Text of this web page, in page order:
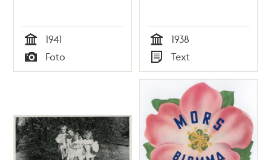
Tid
1941
Typ
Foto Tid
1938
Typ
Text